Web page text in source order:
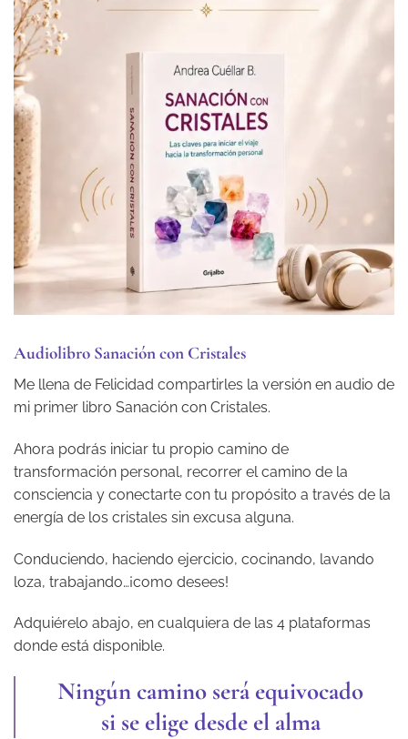
Audiolibro Sanación con Cristales
Me llena de Felicidad compartirles la versión en audio de
mi primer libro Sanación con Cristales.
Ahora podrás iniciar tu propio camino de
transformación personal, recorrer el camino de la
consciencia y conectarte con tu propósito a través de la
energía de los cristales sin excusa alguna.
Conduciendo, haciendo ejercicio, cocinando, lavando
loza, trabajando…¡como desees!
Adquiérelo abajo, en cualquiera de las 4 plataformas
donde está disponible.
Ningún camino será equivocado
si se elige desde el alma